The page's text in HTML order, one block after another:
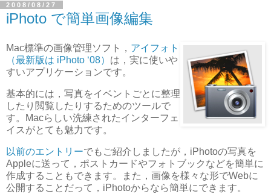
2008/08/27
iPhoto で簡単画像編集
Mac標準の画像管理ソフト， アイフォト
（最新版は iPhoto ‘08） は，実に使いや
すいアプリケーションです。
基本的には，写真をイベントごとに整理
したり閲覧したりするためのツールで
す。Macらしい洗練されたインターフェ
イスがとても魅力です。
以前のエントリーでもご紹介しましたが，iPhotoの写真を
Appleに送って，ポストカードやフォトブックなどを簡単に
作成することもできます。また，画像を様々な形でWebに
公開することだって，iPhotoからなら簡単にできます。